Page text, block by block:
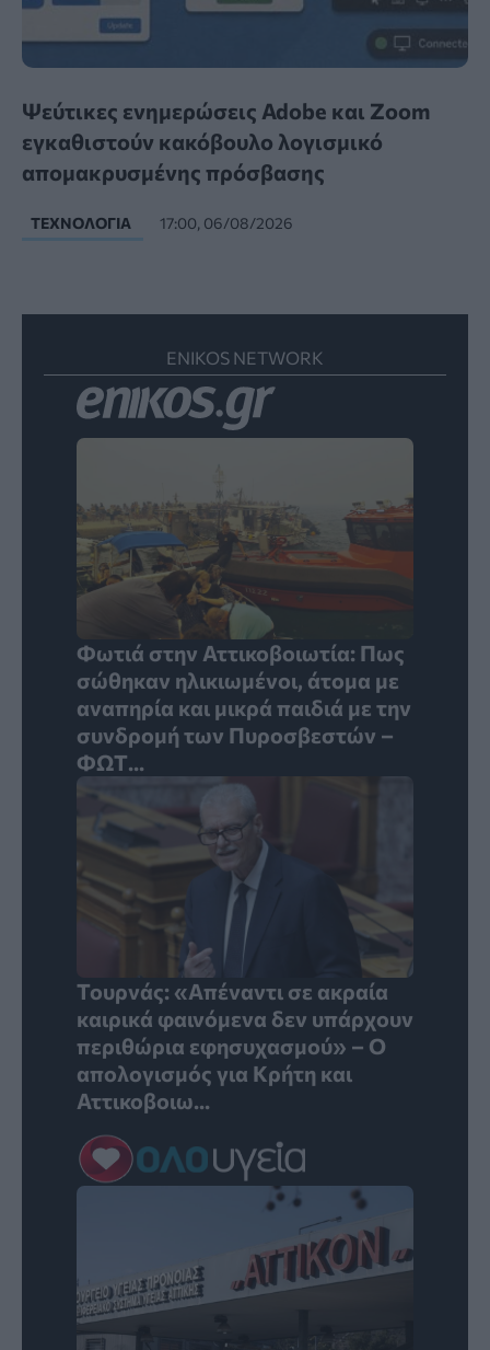
Ψεύτικες ενημερώσεις Adobe και Zoom
εγκαθιστούν κακόβουλο λογισμικό
απομακρυσμένης πρόσβασης
ΤΕΧΝΟΛΟΓΊΑ 17:00, 06/08/2026
ENIKOS NETWORK
Φωτιά στην Αττικοβοιωτία: Πως
σώθηκαν ηλικιωμένοι, άτομα με
αναπηρία και μικρά παιδιά με την
συνδρομή των Πυροσβεστών –
ΦΩΤ...
Τουρνάς: «Απέναντι σε ακραία
καιρικά φαινόμενα δεν υπάρχουν
περιθώρια εφησυχασμού» – Ο
απολογισμός για Κρήτη και
Αττικοβοιω...